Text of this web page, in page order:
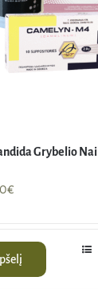
Grybelio
€Current
67,50€.